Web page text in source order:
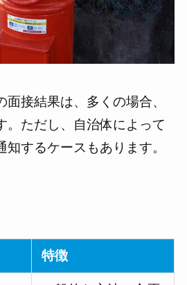
接結果は、多くの場合、
。ただし、自治体によって
するケースもあります。
特徴